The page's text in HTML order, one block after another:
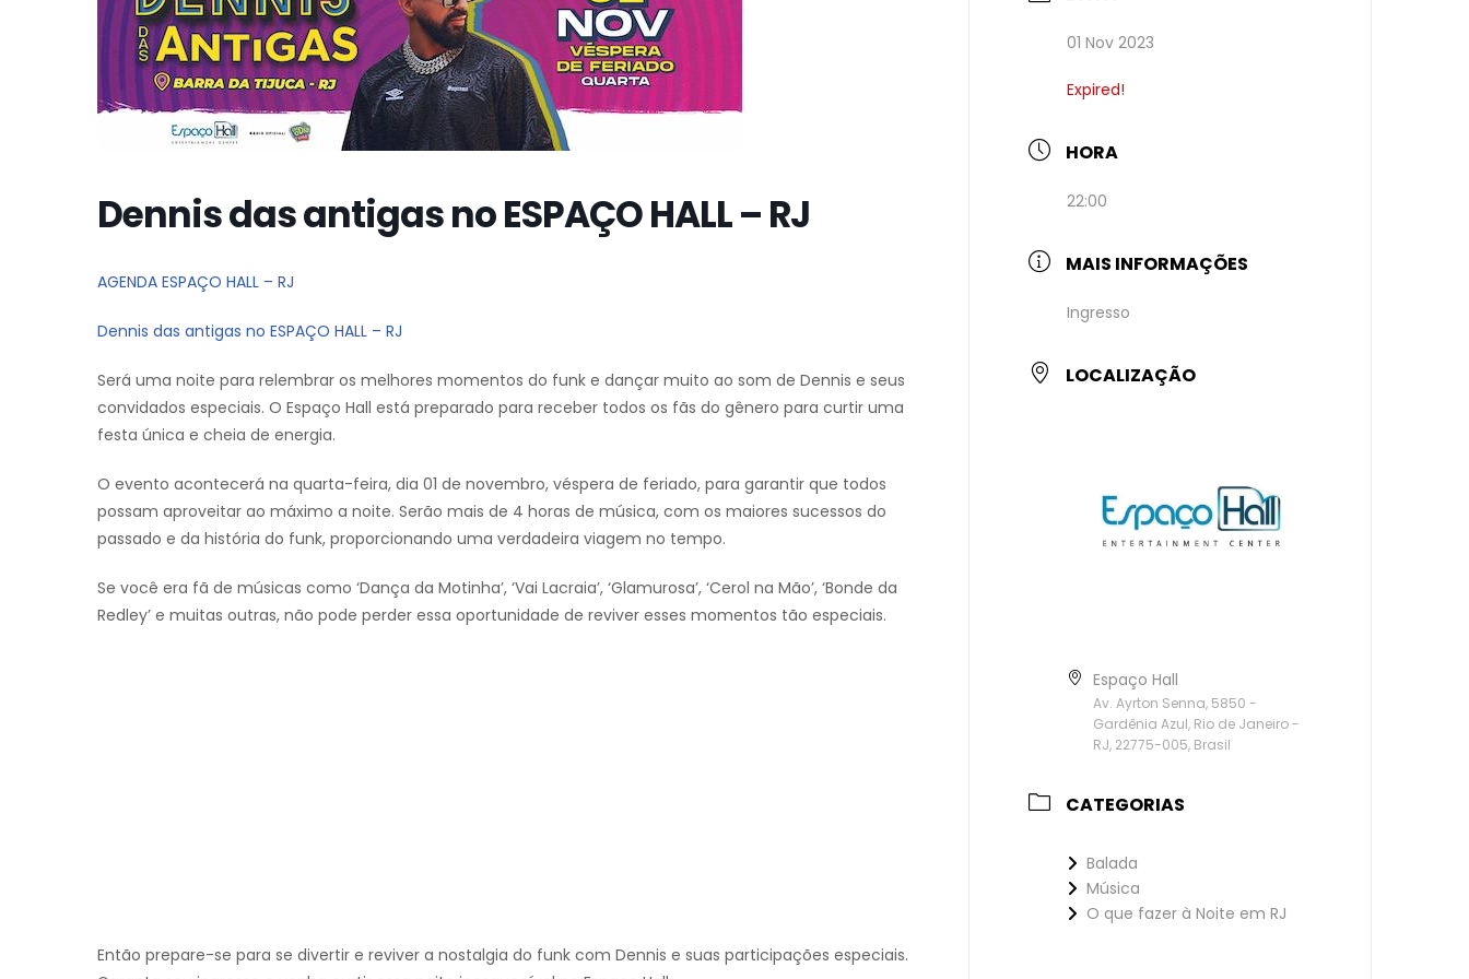
Dennis das antigas no ESPAÇO HALL – RJ
AGENDA ESPAÇO HALL – RJ
Dennis das antigas no ESPAÇO HALL – RJ
Será uma noite para relembrar os melhores momentos do funk e dançar muito ao som de Dennis e seus
convidados especiais. O Espaço Hall está preparado para receber todos os fãs do gênero para curtir uma
festa única e cheia de energia.
O evento acontecerá na quarta-feira, dia 01 de novembro, véspera de feriado, para garantir que todos
possam aproveitar ao máximo a noite. Serão mais de 4 horas de música, com os maiores sucessos do
passado e da história do funk, proporcionando uma verdadeira viagem no tempo.
Se você era fã de músicas como ‘Dança da Motinha’, ‘Vai Lacraia’, ‘Glamurosa’, ‘Cerol na Mão’, ‘Bonde da
Redley’ e muitas outras, não pode perder essa oportunidade de reviver esses momentos tão especiais.
Então prepare-se para se divertir e reviver a nostalgia do funk com Dennis e suas participações especiais.
01 Nov 2023
Expired!
HORA
22:00
MAIS INFORMAÇÕES
Ingresso
LOCALIZAÇÃO
Espaço Hall
Av. Ayrton Senna, 5850 -
Gardênia Azul, Rio de Janeiro -
RJ, 22775-005, Brasil
CATEGORIAS
Balada
Música
O que fazer à Noite em RJ